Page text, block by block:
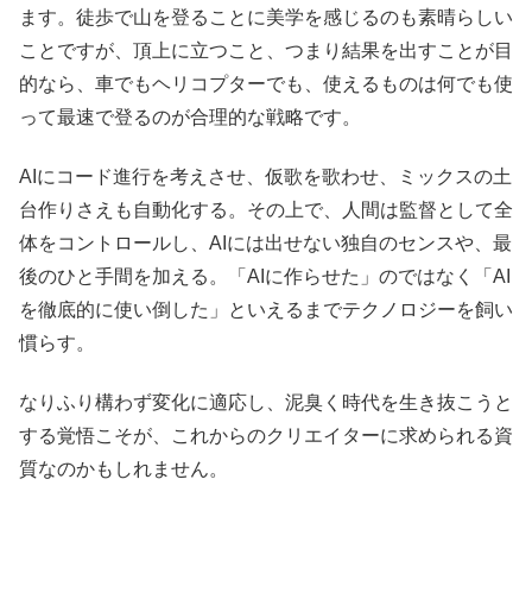
ます。徒歩で山を登ることに美学を感じるのも素晴らしい
ことですが、頂上に立つこと、つまり結果を出すことが目
的なら、車でもヘリコプターでも、使えるものは何でも使
って最速で登るのが合理的な戦略です。
AIにコード進行を考えさせ、仮歌を歌わせ、ミックスの土
台作りさえも自動化する。その上で、人間は監督として全
体をコントロールし、AIには出せない独自のセンスや、最
後のひと手間を加える。「AIに作らせた」のではなく「AI
を徹底的に使い倒した」といえるまでテクノロジーを飼い
慣らす。
なりふり構わず変化に適応し、泥臭く時代を生き抜こうと
する覚悟こそが、これからのクリエイターに求められる資
質なのかもしれません。